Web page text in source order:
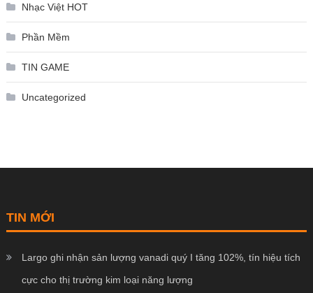
Nhạc Việt HOT
Phần Mềm
TIN GAME
Uncategorized
TIN MỚI
Largo ghi nhận sản lượng vanadi quý I tăng 102%, tín hiệu tích
cực cho thị trường kim loại năng lượng